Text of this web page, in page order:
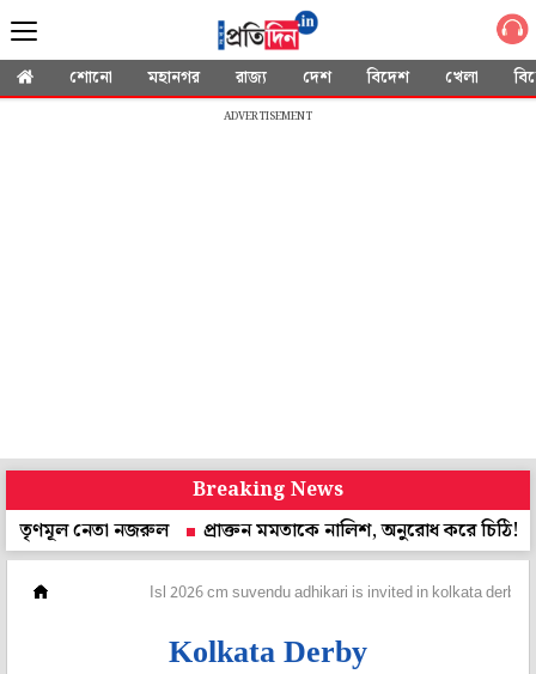
শোনো মহানগর রাজ্য দেশ বিদেশ খেলা
ADVERTISEMENT
Breaking News
নেতা নজরুল
প্রাক্তন মমতাকে নালিশ, অনুরোধ করে চিঠি! উত্তর দেবেন
Isl 2026 cm suvendu adhikari is invited in kolkata derby
Kolkata Derby